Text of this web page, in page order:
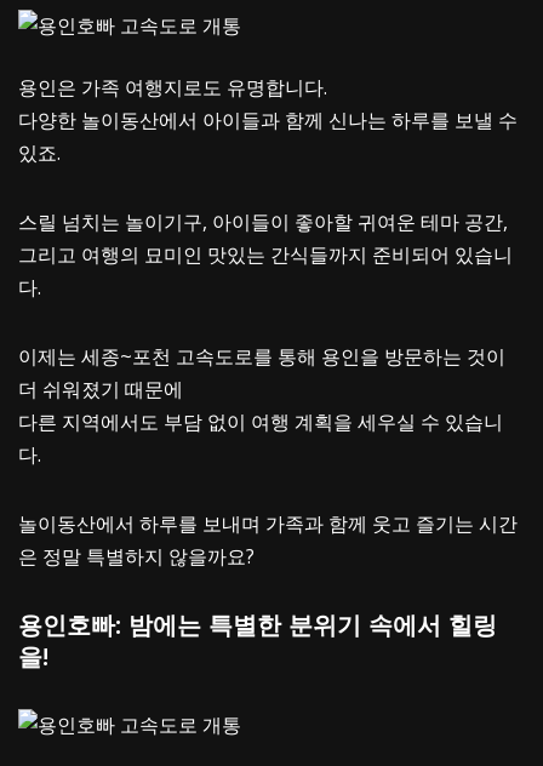
용인은 가족 여행지로도 유명합니다.
다양한 놀이동산에서 아이들과 함께 신나는 하루를 보낼 수
있죠.
스릴 넘치는 놀이기구, 아이들이 좋아할 귀여운 테마 공간,
그리고 여행의 묘미인 맛있는 간식들까지 준비되어 있습니
다.
이제는 세종~포천 고속도로를 통해 용인을 방문하는 것이
더 쉬워졌기 때문에
다른 지역에서도 부담 없이 여행 계획을 세우실 수 있습니
다.
놀이동산에서 하루를 보내며 가족과 함께 웃고 즐기는 시간
은 정말 특별하지 않을까요?
용인호빠: 밤에는 특별한 분위기 속에서 힐링
을!